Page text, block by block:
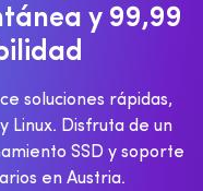
TÁNEA Y 99,99
ILIDAD
soluciones rápidas,
Linux. Disfruta de un
SSD y soporte
en Austria.